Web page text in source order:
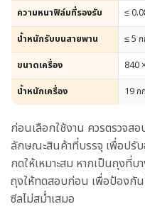
ความหนาฟิล์มที่รองรับ
≤
น้ำหนักรับบนสายพาน
≤ 5
ขนาดเครื่อง
840
น้ำหนักเครื่อง
19 ก
ก่อนเลือกใช้งาน ควรตรวจส
ลักษณะสินค้าที่บรรจุ เพื่อปรับ
กดให้เหมาะสม หากเป็นถุงที่
ถุงให้ทดสอบก่อน เพื่อป้องกั
ซีลไม่สม่ำเสมอ